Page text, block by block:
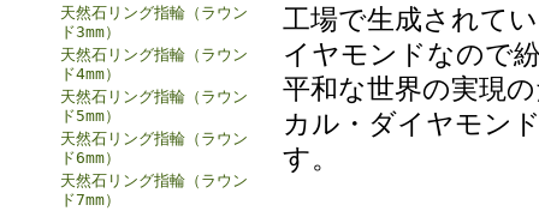
天然石リング指輪（ラウン
ド3mm）
天然石リング指輪（ラウン
ド4mm）
天然石リング指輪（ラウン
ド5mm）
天然石リング指輪（ラウン
ド6mm）
天然石リング指輪（ラウン
ド7mm）
工場で生成されて
イヤモンドなので
平和な世界の実現
カル・ダイヤモ
す。